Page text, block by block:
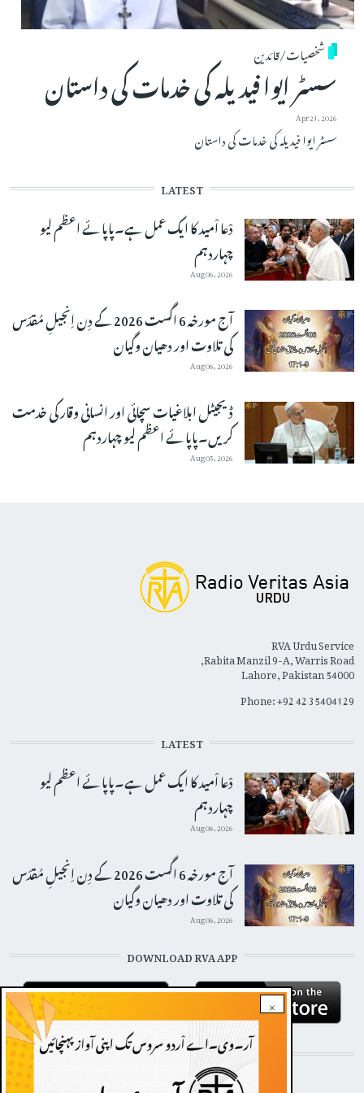
شخصیات/قائدین
سسٹر ایوا فیدیلہ کی خدمات کی داستان
Apr 21, 2026
سسٹر ایوا فیدیلہ کی خدمات کی داستان
LATEST
دْعا اْمید کا ایک عمل ہے۔پاپائے اعظم لیو
چہاردہم
Aug 06, 2026
آج مورخہ 6 اگست 2026 کے دِن اِنجیلِ مُقدّس
کی تلاوت اور دھیان وگیان
Aug 06, 2026
ڈیجیٹل ابلاغیات سچائی اور انسانی وقار کی خدمت
کریں۔پاپائے اعظم لیو چہاردہم
Aug 05, 2026
×
RVA Urdu Service
Rabita Manzil 9-A, Warris Road,
Lahore, Pakistan 54000
Phone: +92 42 35404129
LATEST
دْعا اْمید کا ایک عمل ہے۔پاپائے اعظم لیو
چہاردہم
Aug 06, 2026
آج مورخہ 6 اگست 2026 کے دِن اِنجیلِ مُقدّس
کی تلاوت اور دھیان وگیان
Aug 06, 2026
DOWNLOAD RVA APP
STAY CONNECTED WITH US!